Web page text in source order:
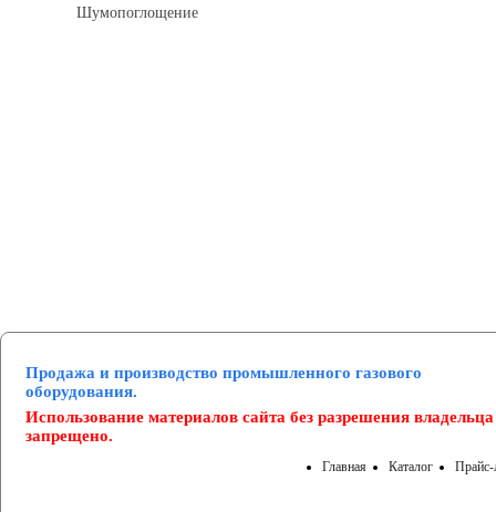
Шумопоглощение
Продажа и производство промышленного газового
оборудования.
Использование материалов сайта без разрешения владельца
запрещено.
Главная Каталог Прайс-